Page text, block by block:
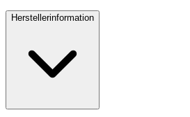
Herstellerinformation